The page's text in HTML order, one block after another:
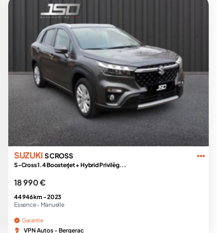
SUZUKI S CROSS
S-Cross 1.4 Boosterjet + Hybrid Privilèg...
18 990 €
44 946 km -2023
Essence - Manuelle
Garantie
VPN Autos - Bergerac